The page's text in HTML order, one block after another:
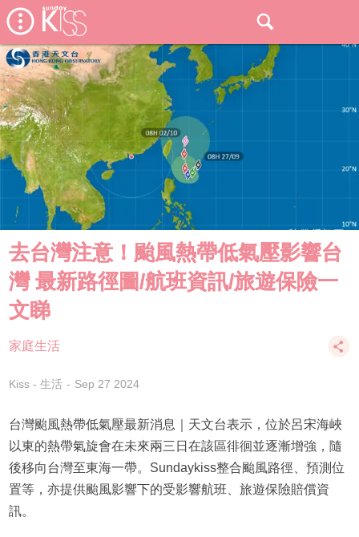
去台灣注意！颱風熱帶低氣壓影響台
灣 最新路徑圖/航班資訊/旅遊保險一
文睇
家庭生活
Kiss - 生活 Sep 27 2024
台灣颱風熱帶低氣壓最新消息｜天文台表示，位於呂宋海峽
以東的熱帶氣旋會在未來兩三日在該區徘徊並逐漸增強，隨
後移向台灣至東海一帶。Sundaykiss整合颱風路徑、預測位
置等，亦提供颱風影響下的受影響航班、旅遊保險賠償資
訊。